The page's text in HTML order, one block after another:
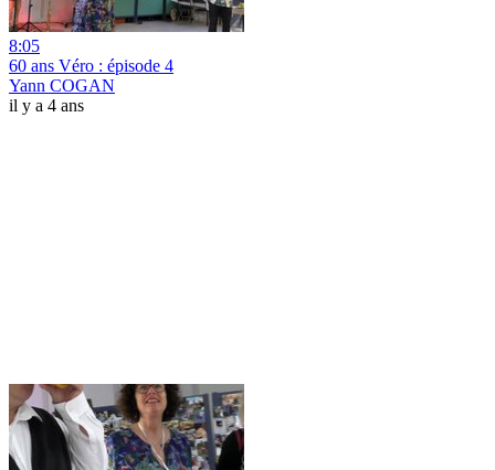
8:05
60 ans Véro : épisode 4
Yann COGAN
il y a 4 ans